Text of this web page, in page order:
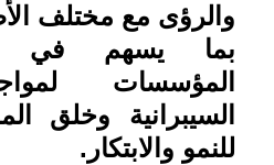
والرؤى مع مختلف
بما يسهم في
المؤسسات
السيبرانية وخلق
للنمو والابتكار .